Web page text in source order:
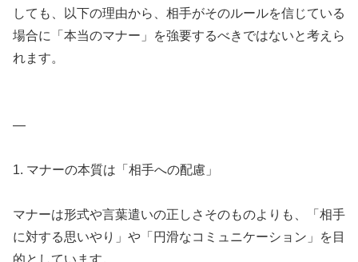
しても、以下の理由から、相手がそのルールを信じている
場合に「本当のマナー」を強要するべきではないと考えら
れます。
—
1. マナーの本質は「相手への配慮」
マナーは形式や言葉遣いの正しさそのものよりも、「相手
に対する思いやり」や「円滑なコミュニケーション」を目
的としています。